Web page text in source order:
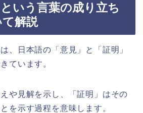
という言葉の成り立ち
解説
、日本語の「意見」と「証明」
ています。
や見解を示し、「証明」はその
を示す過程を意味します。